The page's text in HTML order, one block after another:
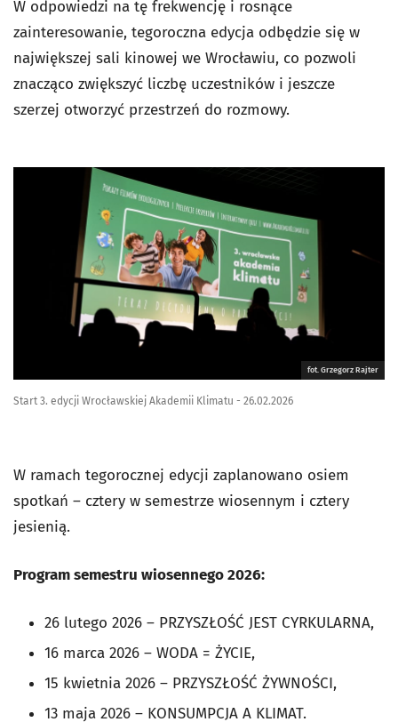
W odpowiedzi na tę frekwencję i rosnące
zainteresowanie, tegoroczna edycja odbędzie się w
największej sali kinowej we Wrocławiu, co pozwoli
znacząco zwiększyć liczbę uczestników i jeszcze
szerzej otworzyć przestrzeń do rozmowy.
fot. Grzegorz Rajter
Start 3. edycji Wrocławskiej Akademii Klimatu - 26.02.2026
W ramach tegorocznej edycji zaplanowano osiem
spotkań – cztery w semestrze wiosennym i cztery
jesienią.
Program semestru wiosennego 2026:
26 lutego 2026 – PRZYSZŁOŚĆ JEST CYRKULARNA,
16 marca 2026 – WODA = ŻYCIE,
15 kwietnia 2026 – PRZYSZŁOŚĆ ŻYWNOŚCI,
13 maja 2026 – KONSUMPCJA A KLIMAT.